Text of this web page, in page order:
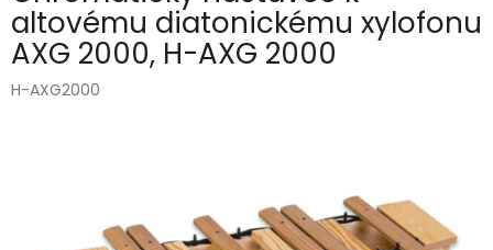
altovému diatonickému xylofonu
AXG 2000, H-AXG 2000
H-AXG2000